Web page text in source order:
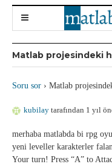
Matlab projesindeki
Soru sor › Matlab
kubilay tarafından 1 yıl
merhaba matlabda bi rpg
yeni leveller karakterler
Your turn! Press “A” to